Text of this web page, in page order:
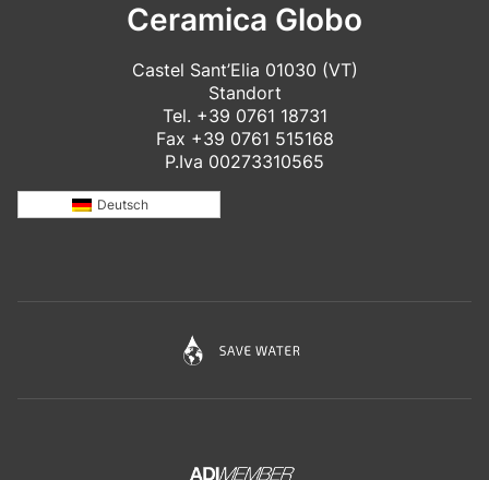
Ceramica Globo
Castel Sant’Elia 01030 (VT)
Standort
Tel. +39 0761 18731
Fax +39 0761 515168
P.Iva 00273310565
Deutsch